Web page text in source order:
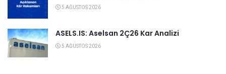
5 AĞUSTOS 2026
ASELS.IS: Aselsan 2Ç26 Kar Analizi
5 AĞUSTOS 2026